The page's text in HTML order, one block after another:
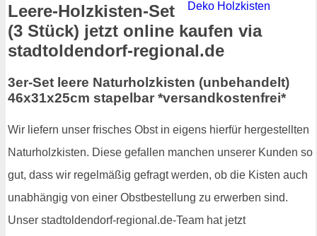
Leere-Holzkisten-Set
(3 Stück) jetzt online kaufen via
stadtoldendorf-regional.de
3er-Set leere Naturholzkisten (unbehandelt)
46x31x25cm stapelbar *versandkostenfrei*
Wir liefern unser frisches Obst in eigens hierfür hergestellten
Naturholzkisten. Diese gefallen manchen unserer Kunden so
gut, dass wir regelmäßig gefragt werden, ob die Kisten auch
unabhängig von einer Obstbestellung zu erwerben sind.
Unser stadtoldendorf-regional.de-Team hat jetzt